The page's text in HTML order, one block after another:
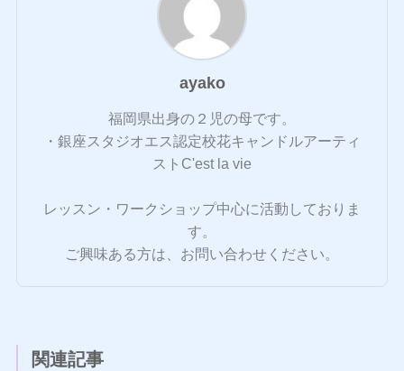
ayako
福岡県出身の２児の母です。
・銀座スタジオエス認定校花キャンドルアーティ
ストC'est la vie
レッスン・ワークショップ中心に活動しておりま
す。
ご興味ある方は、お問い合わせください。
関連記事